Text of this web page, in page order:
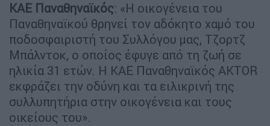
ΚΑΕ Παναθηναϊκός: «Η οικογένεια του
Παναθηναϊκού θρηνεί τον αδόκητο χαμό του
ποδοσφαιριστή του Συλλόγου μας, Τζορτζ
Μπάλντοκ, ο οποίος έφυγε από τη ζωή σε
ηλικία 31 ετών. Η ΚΑΕ Παναθηναϊκός AKTOR
εκφράζει την οδύνη και τα ειλικρινή της
συλλυπητήρια στην οικογένεια και τους
οικείους του».